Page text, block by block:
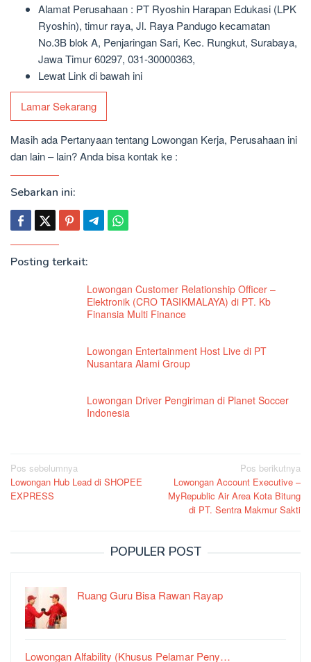
Alamat Perusahaan : PT Ryoshin Harapan Edukasi (LPK
Ryoshin), timur raya, Jl. Raya Pandugo kecamatan
No.3B blok A, Penjaringan Sari, Kec. Rungkut, Surabaya,
Jawa Timur 60297, 031-30000363,
Lewat Link di bawah ini
Lamar Sekarang
Masih ada Pertanyaan tentang Lowongan Kerja, Perusahaan ini
dan lain – lain? Anda bisa kontak ke :
Sebarkan ini:
Posting terkait:
Lowongan Customer Relationship Officer –
Elektronik (CRO TASIKMALAYA) di PT. Kb
Finansia Multi Finance
Lowongan Entertainment Host Live di PT
Nusantara Alami Group
Lowongan Driver Pengiriman di Planet Soccer
Indonesia
Navigasi
pos
Pos sebelumnya
Lowongan Hub Lead di SHOPEE
EXPRESS
Pos berikutnya
Lowongan Account Executive –
MyRepublic Air Area Kota Bitung
di PT. Sentra Makmur Sakti
POPULER POST
Ruang Guru Bisa Rawan Rayap
Lowongan Alfability (Khusus Pelamar Peny…